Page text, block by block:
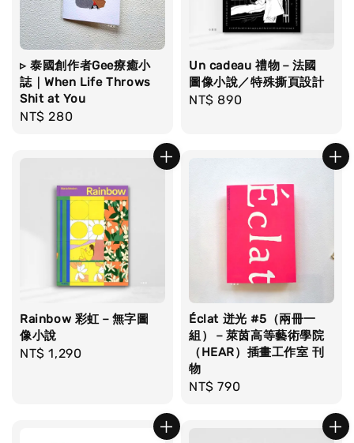
▹ 泰國創作者Gee療癒小
誌｜When Life Throws
Shit at You
Regular
NT$ 280
Un cadeau 禮物－法國
圖像小說／特殊撕頁設計
Regular
NT$ 890
Rainbow 彩虹－無字圖
像小說
Regular
NT$ 1,290
Éclat 迸光 #5（兩冊一
組）－萊茵高等藝術學院
（HEAR）插畫工作室 刊
物
Regular
NT$ 790